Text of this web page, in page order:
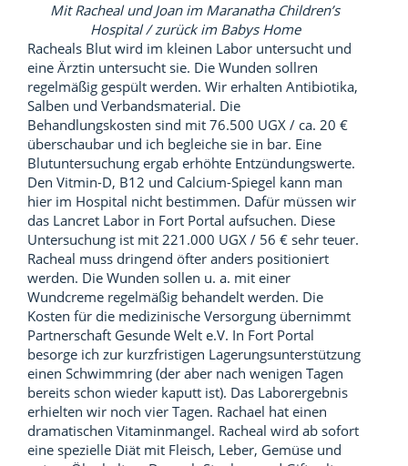
Mit Racheal und Joan im Maranatha Children’s
Hospital / zurück im Babys Home
Racheals Blut wird im kleinen Labor untersucht und
eine Ärztin untersucht sie. Die Wunden sollren
regelmäßig gespült werden. Wir erhalten Antibiotika,
Salben und Verbandsmaterial. Die
Behandlungskosten sind mit 76.500 UGX / ca. 20 €
überschaubar und ich begleiche sie in bar. Eine
Blutuntersuchung ergab erhöhte Entzündungswerte.
Den Vitmin-D, B12 und Calcium-Spiegel kann man
hier im Hospital nicht bestimmen. Dafür müssen wir
das Lancret Labor in Fort Portal aufsuchen. Diese
Untersuchung ist mit 221.000 UGX / 56 € sehr teuer.
Racheal muss dringend öfter anders positioniert
werden. Die Wunden sollen u. a. mit einer
Wundcreme regelmäßig behandelt werden. Die
Kosten für die medizinische Versorgung übernimmt
Partnerschaft Gesunde Welt e.V. In Fort Portal
besorge ich zur kurzfristigen Lagerungsunterstützung
einen Schwimmring (der aber nach wenigen Tagen
bereits schon wieder kaputt ist). Das Laborergebnis
erhielten wir noch vier Tagen. Rachael hat einen
dramatischen Vitaminmangel. Racheal wird ab sofort
eine spezielle Diät mit Fleisch, Leber, Gemüse und